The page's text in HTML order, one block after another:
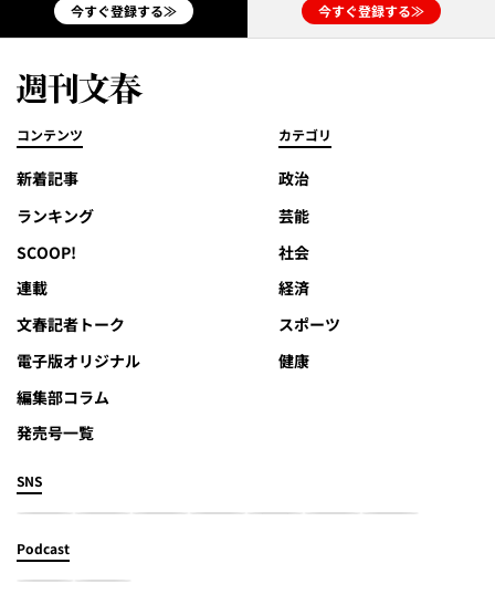
今すぐ登録する≫ 今すぐ登録する≫
コンテンツ
新着記事
ランキング
SCOOP!
連載
文春記者トーク
電子版オリジナル
編集部コラム
発売号一覧
カテゴリ
政治
芸能
社会
経済
スポーツ
健康
SNS
Podcast